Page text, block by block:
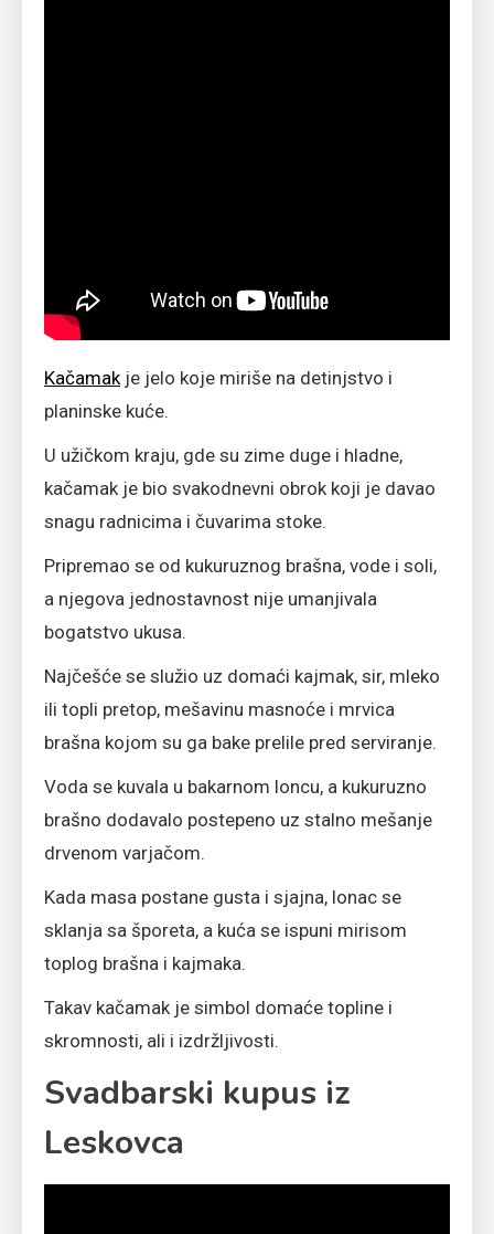
Kačamakje jelo koje miriše na detinjstvo i
planinske kuće.
U užičkom kraju, gde su zime duge i hladne,
kačamak je bio svakodnevni obrok koji je davao
snagu radnicima i čuvarima stoke.
Pripremao se od kukuruznog brašna, vode i soli,
a njegova jednostavnost nije umanjivala
bogatstvo ukusa.
Najčešće se služio uz domaći kajmak, sir, mleko
ili topli pretop, mešavinu masnoće i mrvica
brašna kojom su ga bake prelile pred serviranje.
Voda se kuvala u bakarnom loncu, a kukuruzno
brašno dodavalo postepeno uz stalno mešanje
drvenom varjačom.
Kada masa postane gusta i sjajna, lonac se
sklanja sa šporeta, a kuća se ispuni mirisom
toplog brašna i kajmaka.
Takav kačamak je simbol domaće topline i
skromnosti, ali i izdržljivosti.
Svadbarski kupus iz
Leskovca